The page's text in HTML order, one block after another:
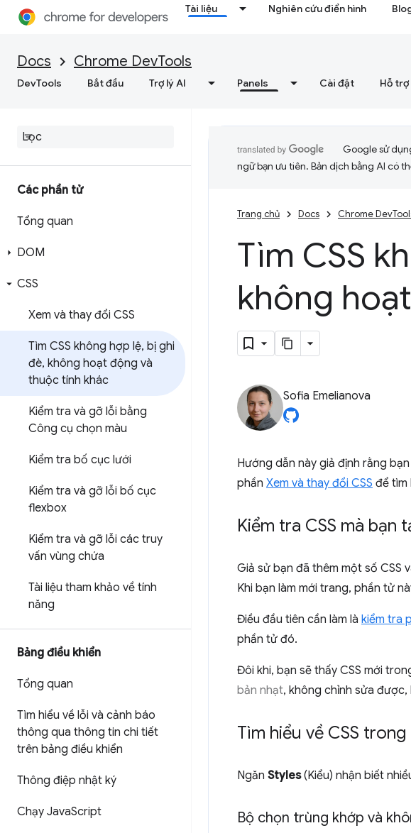
Tài liệu Nghiên cứu điển hình
Docs Chrome DevTools
DevTools Bắt đầu Trợ lý AI Panels Cài đặt Hỗ
Các phần tử
Tổng quan
DOM
CSS
Xem và thay đổi CSS
Tìm CSS không hợp lệ, bị ghi
đè, không hoạt động và
thuộc tính khác
Kiểm tra và gỡ lỗi bằng
Công cụ chọn màu
Kiểm tra bố cục lưới
Kiểm tra và gỡ lỗi bố cục
flexbox
Kiểm tra và gỡ lỗi các truy
vấn vùng chứa
Tài liệu tham khảo về tính
năng
Bảng điều khiển
Tổng quan
Tìm hiểu về lỗi và cảnh báo
thông qua thông tin chi tiết
trên bảng điều khiển
Thông điệp nhật ký
Chạy JavaScript
Google sử
ngữ bạn ưu tiên. Bản dịch bằng AI có
Trang chủ Docs Chrome
Tìm CSS
không
Sofia Emelianova
Hướng dẫn này giả định rằng
phần Xem và thay đổi CSS để tìm
Kiểm tra CSS mà bạn
Giả sử bạn đã thêm một số CSS
Khi bạn làm mới trang, phần tử
Điều đầu tiên cần làm là kiểm tra
phần tử đó.
Đôi khi, bạn sẽ thấy CSS mới
bản nhạt, không chỉnh sửa
Tìm hiểu về CSS trong
Ngăn Styles(Kiểu) nhận biết
Bộ chọn trùng khớp và